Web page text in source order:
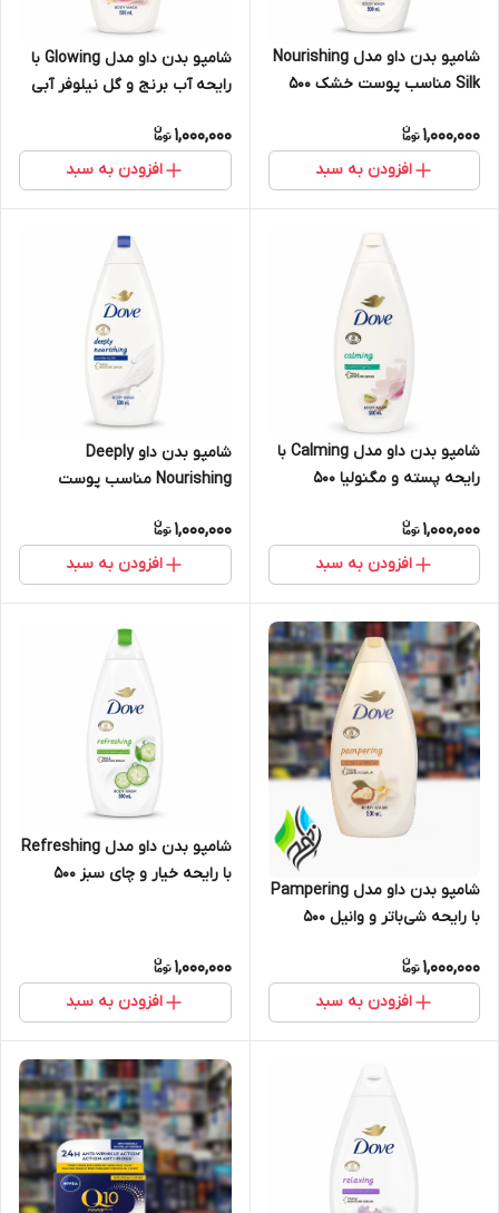
شامپو بدن داو مدل Nourishing
Silk مناسب پوست خشک ۵۰۰
1,000,000
افزودن به سبد
شامپو بدن داو مدل Glowing با
رایحه آب برنج و گل نیلوفر آبی
1,000,000
افزودن به سبد
شامپو بدن داو مدل Calming با
رایحه پسته و مگنولیا ۵۰۰
1,000,000
افزودن به سبد
شامپو بدن داو Deeply
Nourishing مناسب پوست
1,000,000
افزودن به سبد
شامپو بدن داو مدل Pampering
با رایحه شی‌باتر و وانیل ۵۰۰
1,000,000
افزودن به سبد
شامپو بدن داو مدل Refreshing
با رایحه خیار و چای سبز ۵۰۰
1,000,000
افزودن به سبد